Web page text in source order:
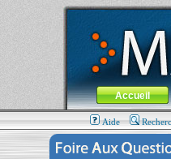
MacBook-fr.com : 100%
Aller au contenu-Aller
Menu général
Accueil
Aide